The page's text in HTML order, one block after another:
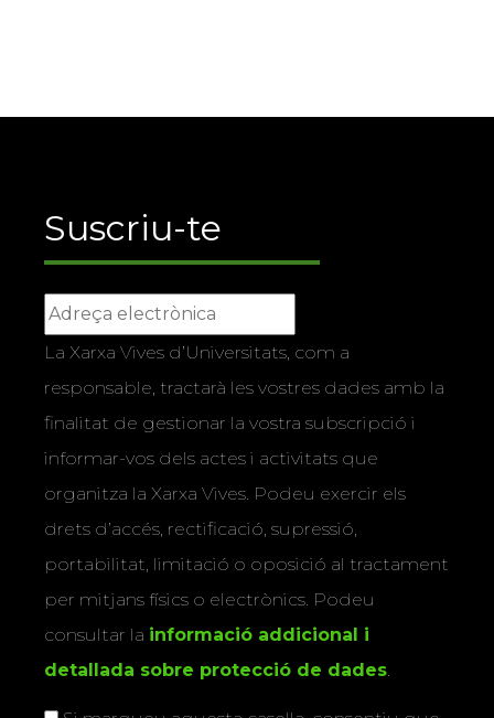
Suscriu-te
La Xarxa Vives d’Universitats, com a
responsable, tractarà les vostres dades amb la
finalitat de gestionar la vostra subscripció i
informar-vos dels actes i activitats que
organitza la Xarxa Vives. Podeu exercir els
drets d’accés, rectificació, supressió,
portabilitat, limitació o oposició al tractament
per mitjans físics o electrònics. Podeu
consultar la informació addicional i
detallada sobre protecció de dades.